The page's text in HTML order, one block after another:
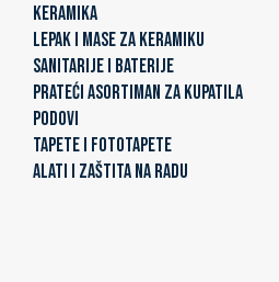
KERAMIKA
LEPAK I MASE ZA KERAMIKU
SANITARIJE I BATERIJE
PRATEĆI ASORTIMAN ZA KUPATILA
PODOVI
TAPETE I FOTOTAPETE
ALATI I ZAŠTITA NA RADU